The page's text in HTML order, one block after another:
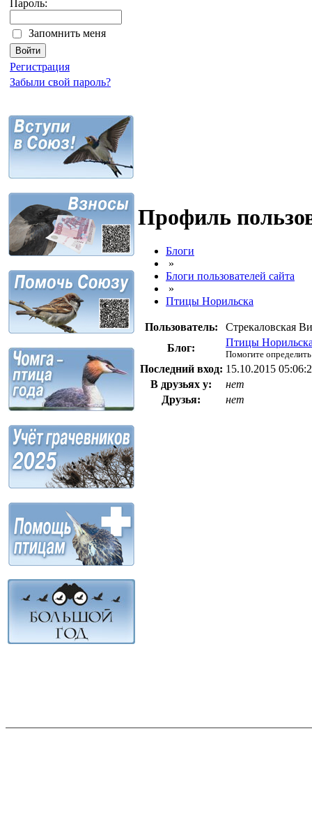
Пароль:
Запомнить меня
Регистрация
Забыли свой пароль?
Профиль
Блоги
»
Блоги пользователей сайта
»
Птицы Норильска
Пользователь:
Стрекаловская
Блог:
Птицы
Помогите
Последний вход: 15.10.2015
В друзьях у:
нет
Друзья:
нет